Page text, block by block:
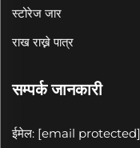
स्टोरेज जार
राख राख्ने पात्र
सम्पर्क जानकारी
ईमेल: [email protected]